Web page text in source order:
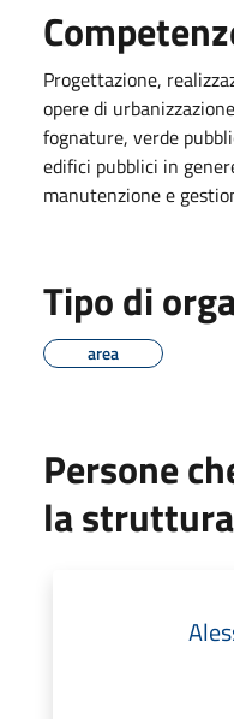
Progettazione,
opere di
fognature, verde
edifici pubblici in
manutenzione e
Tipo di
area
Persone
la struttura